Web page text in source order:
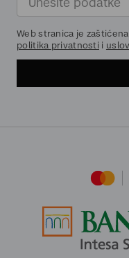
Web stranica je
politika privatnosti i